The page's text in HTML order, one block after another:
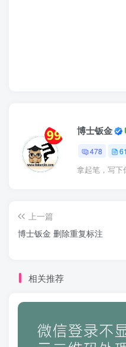
博士钣金
478
拿起笔，写下
上一篇
博士钣金 删除重复标注
相关推荐